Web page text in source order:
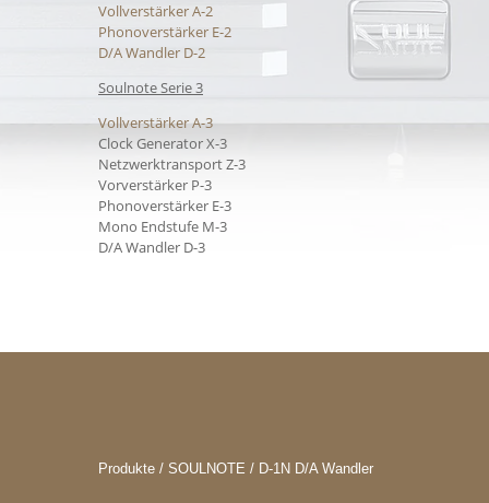
Vollverstärker A-2
Phonoverstärker E-2
D/A Wandler D-2
Soulnote Serie 3
Vollverstärker A-3
Clock Generator X-3
Netzwerktransport Z-3
Vorverstärker P-3
Phonoverstärker E-3
Mono Endstufe M-3
D/A Wandler D-3
Produkte / SOULNOTE / D-1N D/A Wandler